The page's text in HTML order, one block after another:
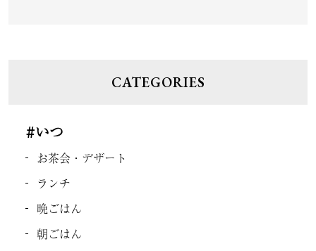
CATEGORIES
#いつ
お茶会・デザート
ランチ
晩ごはん
朝ごはん